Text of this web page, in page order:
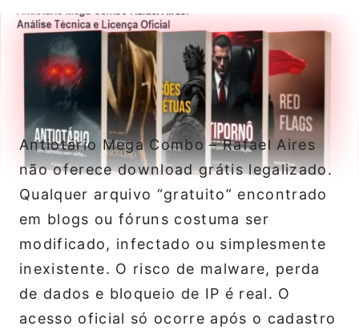
Antiotário Mega Combo – Rafael Aires
não oferece download grátis legalizado.
Qualquer arquivo “gratuito” encontrado
em blogs ou fóruns costuma ser
modificado, infectado ou simplesmente
inexistente. O risco de malware, perda
de dados e bloqueio de IP é real. O
acesso oficial só ocorre após o cadastro